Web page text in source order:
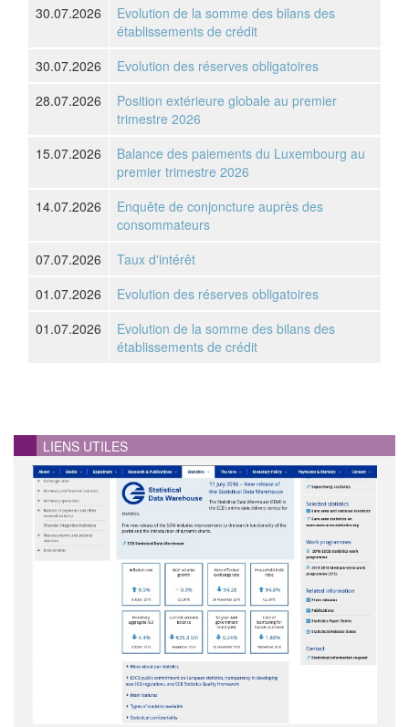
30.07.2026
Evolution de la somme des bilans des
établissements de crédit
30.07.2026
Evolution des réserves obligatoires
28.07.2026
Position extérieure globale au premier
trimestre 2026
15.07.2026
Balance des paiements du Luxembourg au
premier trimestre 2026
14.07.2026
Enquête de conjoncture auprès des
consommateurs
07.07.2026
Taux d'intérêt
01.07.2026
Evolution des réserves obligatoires
01.07.2026
Evolution de la somme des bilans des
établissements de crédit
LIENS UTILES